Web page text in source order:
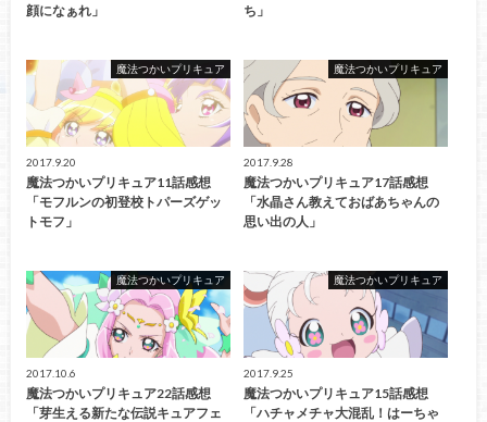
顔になぁれ」
ち」
魔法つかいプリキュア
2017.9.20
魔法つかいプリキュア11話感想
「モフルンの初登校トパーズゲッ
トモフ」
魔法つかいプリキュア
2017.9.28
魔法つかいプリキュア17話感想
「水晶さん教えておばあちゃんの
思い出の人」
魔法つかいプリキュア
2017.10.6
魔法つかいプリキュア22話感想
「芽生える新たな伝説キュアフェ
魔法つかいプリキュア
2017.9.25
魔法つかいプリキュア15話感想
「ハチャメチャ大混乱！はーちゃ